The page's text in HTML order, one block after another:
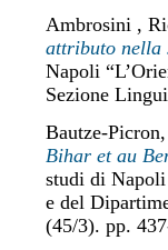
Ambrosini ,
attributo nella
Napoli
Sezione
Bautze-
Bihar et au
studi di
e del
(45/3). pp.